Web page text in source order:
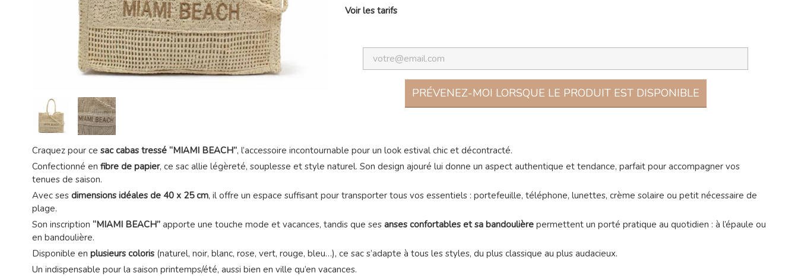
Voir les tarifs
PRÉVENEZ-MOI LORSQUE LE PRODUIT EST DISPONIBLE
Craquez pour ce sac cabas tressé “MIAMI BEACH”, l’accessoire incontournable pour un look estival chic et décontracté.
Confectionné en fibre de papier, ce sac allie légèreté, souplesse et style naturel. Son design ajouré lui donne un aspect authentique et tendance, parfait pour accompagner vos
tenues de saison.
Avec ses dimensions idéales de 40 x 25 cm, il offre un espace suffisant pour transporter tous vos essentiels : portefeuille, téléphone, lunettes, crème solaire ou petit nécessaire de
plage.
Son inscription “MIAMI BEACH”apporte une touche mode et vacances, tandis que ses anses confortables et sa bandoulièrepermettent un porté pratique au quotidien : à l’épaule ou
en bandoulière.
Disponible en plusieurs coloris(naturel, noir, blanc, rose, vert, rouge, bleu…), ce sac s’adapte à tous les styles, du plus classique au plus audacieux.
Un indispensable pour la saison printemps/été, aussi bien en ville qu’en vacances.